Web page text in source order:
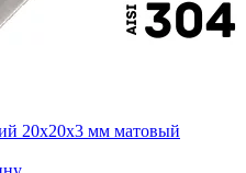
20х20х3 мм матовый